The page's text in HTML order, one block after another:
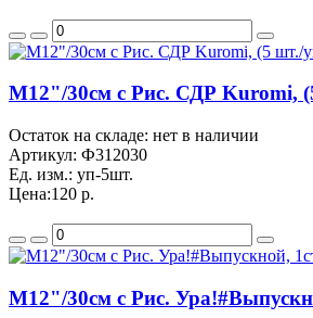
M12"/30см с Рис. СДР Kuromi,
Остаток на складе: нет в наличии
Артикул: Ф312030
Ед. изм.: уп-5шт.
Цена:120 р.
M12"/30см с Рис.